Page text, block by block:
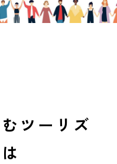
ツーリズ